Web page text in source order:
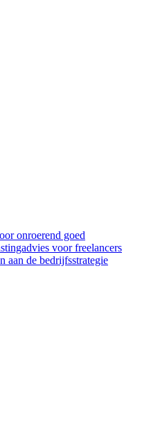
onroerend goed
voor freelancers
aan de bedrijfsstrategie